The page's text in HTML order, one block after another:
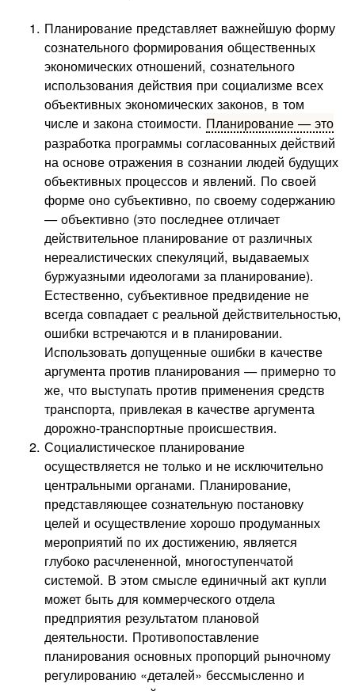
Планирование представляет важнейшую форму
сознательного формирования общественных
экономических отношений, сознательного
использования действия при социализме всех
объективных экономических законов, в том
числе и закона стоимости. Планирование — это
разработка программы согласованных действий
на основе отражения в сознании людей будущих
объективных процессов и явлений. По своей
форме оно субъективно, по своему содержанию
— объективно (это последнее отличает
действительное планирование от различных
нереалистических спекуляций, выдаваемых
буржуазными идеологами за планирование).
Естественно, субъективное предвидение не
всегда совпадает с реальной действительностью,
ошибки встречаются и в планировании.
Использовать допущенные ошибки в качестве
аргумента против планирования — примерно то
же, что выступать против применения средств
транспорта, привлекая в качестве аргумента
дорожно-транспортные происшествия.
Социалистическое планирование
осуществляется не только и не исключительно
центральными органами. Планирование,
представляющее сознательную постановку
целей и осуществление хорошо продуманных
мероприятий по их достижению, является
глубоко расчлененной, многоступенчатой
системой. В этом смысле единичный акт купли
может быть для коммерческого отдела
предприятия результатом плановой
деятельности. Противопоставление
планирования основных пропорций рыночному
регулированию «деталей» бессмысленно и